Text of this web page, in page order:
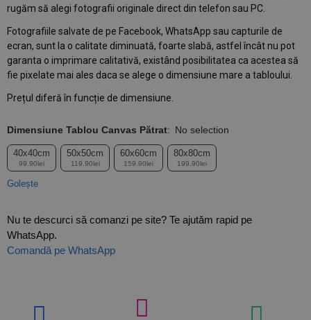
rugăm să alegi fotografii originale direct din telefon sau PC.
Fotografiile salvate de pe Facebook, WhatsApp sau capturile de
ecran, sunt la o calitate diminuată, foarte slabă, astfel încât nu pot
garanta o imprimare calitativă, existând posibilitatea ca acestea să
fie pixelate mai ales daca se alege o dimensiune mare a tabloului.
Prețul diferă în funcție de dimensiune.
Dimensiune Tablou Canvas Pătrat: No selection
40x40cm
99.90lei
50x50cm
119.90lei
60x60cm
159.90lei
80x80cm
199.90lei
Golește
Nu te descurci să comanzi pe site? Te ajutăm rapid pe
WhatsApp.
Comandă pe WhatsApp